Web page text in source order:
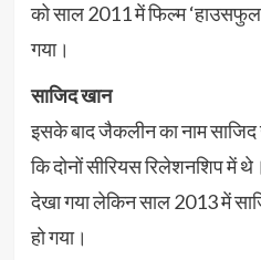
को साल 2011 में फिल्म ‘हाउसफुल’
गया।
साजिद खान
इसके बाद जैकलीन का नाम
कि दोनों सीरियस रिलेशनशिप में
देखा गया लेकिन साल 2013 में
हो गया।